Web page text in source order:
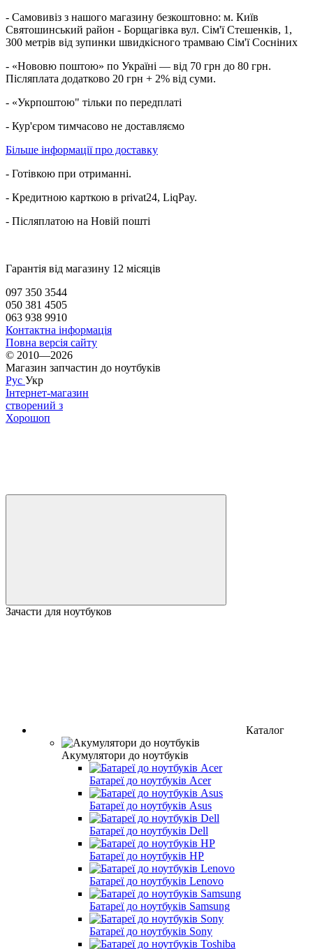
- Самовивіз з нашого магазину безкоштовно: м. Київ
Святошинський район - Борщагівка вул. Сім'ї Стешенків, 1,
300 метрів від зупинки швидкісного трамваю Сім'ї Сосніних
- «Нововю поштою» по Україні — від 70 грн до 80 грн.
Післяплата додатково 20 грн + 2% від суми.
- «Укрпоштою" тільки по передплаті
- Кур'єром тимчасово не доставляємо
Більше інформації про доставку
- Готівкою при отриманні.
- Кредитною карткою в privat24, LiqPay.
- Післяплатою на Новій пошті
Гарантія від магазину 12 місяців
097 350 3544
050 381 4505
063 938 9910
Контактна інформація
Повна версія сайту
© 2010—2026
Магазин запчастин до ноутбуків
Рус Укр
Інтернет-магазин
створений з
Хорошоп
Зачасти для ноутбуков
Каталог
Акумулятори до ноутбуків
Батареї до ноутбуків Acer
Батареї до ноутбуків Asus
Батареї до ноутбуків Dell
Батареї до ноутбуків HP
Батареї до ноутбуків Lenovo
Батареї до ноутбуків Samsung
Батареї до ноутбуків Sony